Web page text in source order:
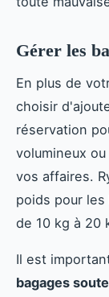
Gérer les
En plus de
choisir
réservation
volumineux
vos affaires.
poids pour les
de 10 kg à 20
Il est
bagages soute